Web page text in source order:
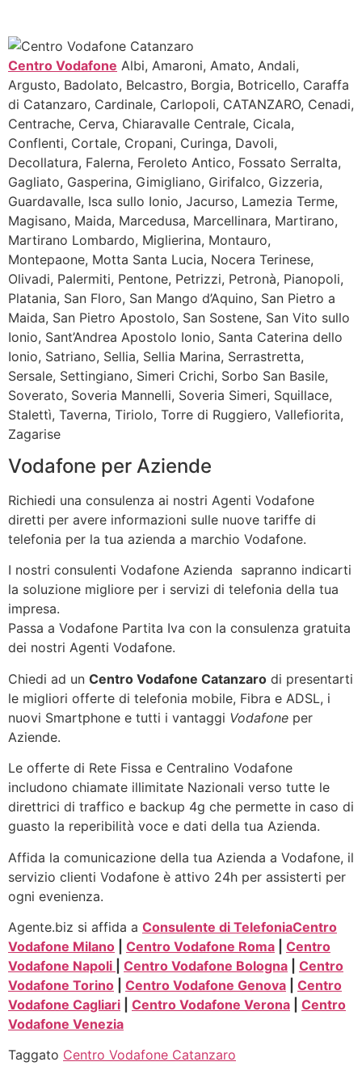
Centro Vodafone Albi, Amaroni, Amato, Andali,
Argusto, Badolato, Belcastro, Borgia, Botricello, Caraffa
di Catanzaro, Cardinale, Carlopoli, CATANZARO, Cenadi,
Centrache, Cerva, Chiaravalle Centrale, Cicala,
Conflenti, Cortale, Cropani, Curinga, Davoli,
Decollatura, Falerna, Feroleto Antico, Fossato Serralta,
Gagliato, Gasperina, Gimigliano, Girifalco, Gizzeria,
Guardavalle, Isca sullo Ionio, Jacurso, Lamezia Terme,
Magisano, Maida, Marcedusa, Marcellinara, Martirano,
Martirano Lombardo, Miglierina, Montauro,
Montepaone, Motta Santa Lucia, Nocera Terinese,
Olivadi, Palermiti, Pentone, Petrizzi, Petronà, Pianopoli,
Platania, San Floro, San Mango d’Aquino, San Pietro a
Maida, San Pietro Apostolo, San Sostene, San Vito sullo
Ionio, Sant’Andrea Apostolo Ionio, Santa Caterina dello
Ionio, Satriano, Sellia, Sellia Marina, Serrastretta,
Sersale, Settingiano, Simeri Crichi, Sorbo San Basile,
Soverato, Soveria Mannelli, Soveria Simeri, Squillace,
Stalettì, Taverna, Tiriolo, Torre di Ruggiero, Vallefiorita,
Zagarise
Vodafone per Aziende
Richiedi una consulenza ai nostri Agenti Vodafone
diretti per avere informazioni sulle nuove tariffe di
telefonia per la tua azienda a marchio Vodafone.
I nostri consulenti Vodafone Azienda sapranno indicarti
la soluzione migliore per i servizi di telefonia della tua
impresa.
Passa a Vodafone Partita Iva con la consulenza gratuita
dei nostri Agenti Vodafone.
Chiedi ad un Centro Vodafone Catanzaro di presentarti
le migliori offerte di telefonia mobile, Fibra e ADSL, i
nuovi Smartphone e tutti i vantaggi Vodafone per
Aziende.
Le offerte di Rete Fissa e Centralino Vodafone
includono chiamate illimitate Nazionali verso tutte le
direttrici di traffico e backup 4g che permette in caso di
guasto la reperibilità voce e dati della tua Azienda.
Affida la comunicazione della tua Azienda a Vodafone, il
servizio clienti Vodafone è attivo 24h per assisterti per
ogni evenienza.
Agente.biz si affida a Consulente di TelefoniaCentro
Vodafone Milano
Centro Vodafone Roma
Centro
Vodafone Napoli
Centro Vodafone Bologna
Centro
Vodafone Torino
Centro Vodafone Genova
Centro
Vodafone Cagliari
Centro Vodafone Verona
Centro
Vodafone Venezia
Taggato Centro Vodafone Catanzaro